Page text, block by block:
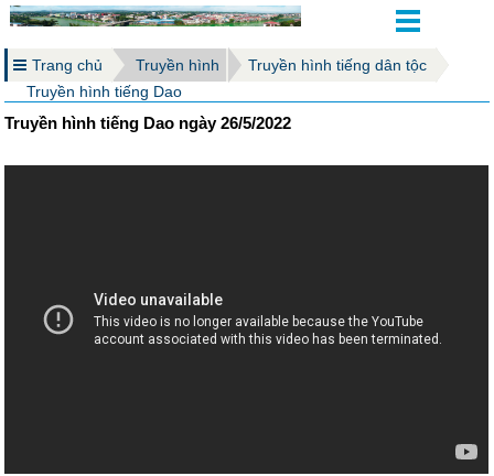
Trang chủ Truyền hình
Truyền hình tiếng dân tộc
Truyền hình tiếng Dao
Truyền hình tiếng Dao ngày 26/5/2022